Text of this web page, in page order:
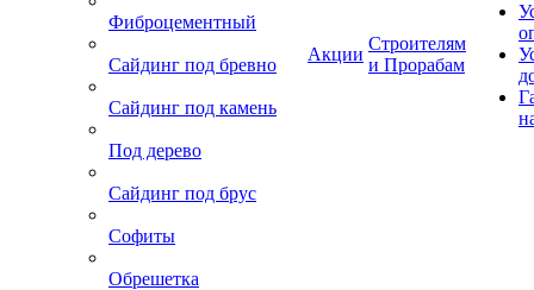
Фиброцементный
Сайдинг под бревно
Сайдинг под камень
Под дерево
Сайдинг под брус
Софиты
Обрешетка
Акции
Строителям
и Прорабам